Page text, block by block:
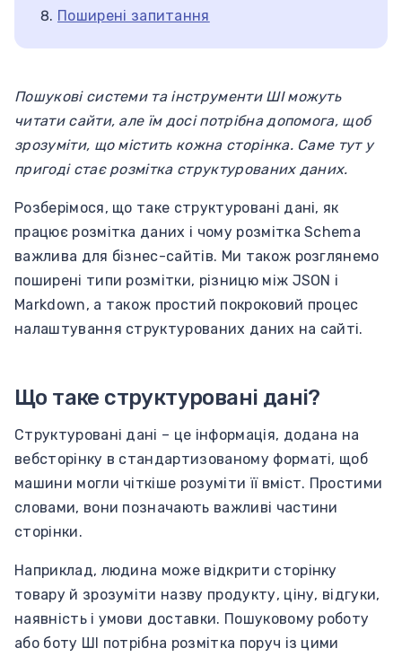
Поширені запитання
Пошукові системи та інструменти ШІ можуть
читати сайти, але їм досі потрібна допомога, щоб
зрозуміти, що містить кожна сторінка. Саме тут у
пригоді стає розмітка структурованих даних.
Розберімося, що таке структуровані дані, як
працює розмітка даних і чому розмітка Schema
важлива для бізнес-сайтів. Ми також розглянемо
поширені типи розмітки, різницю між JSON і
Markdown, а також простий покроковий процес
налаштування структурованих даних на сайті.
Що таке структуровані дані?
Структуровані дані – це інформація, додана на
вебсторінку в стандартизованому форматі, щоб
машини могли чіткіше розуміти її вміст. Простими
словами, вони позначають важливі частини
сторінки.
Наприклад, людина може відкрити сторінку
товару й зрозуміти назву продукту, ціну, відгуки,
наявність і умови доставки. Пошуковому роботу
або боту ШІ потрібна розмітка поруч із цими